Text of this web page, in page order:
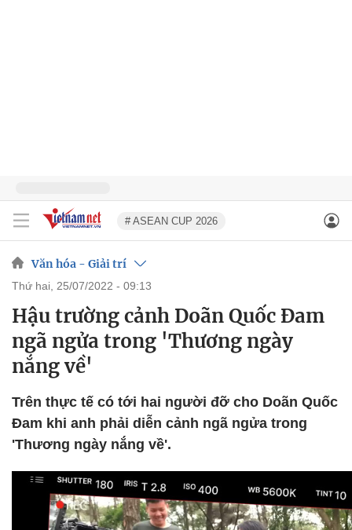
# ASEAN CUP 2026
Văn hóa - Giải trí
thứ hai, 25/07/2022 - 09:13
Hậu trường cảnh Doãn Quốc Đam
ngã ngửa trong 'Thương ngày
nắng về'
Trên thực tế có tới hai người đỡ cho Doãn Quốc
Đam khi anh phải diễn cảnh ngã ngửa trong
'Thương ngày nắng về'.